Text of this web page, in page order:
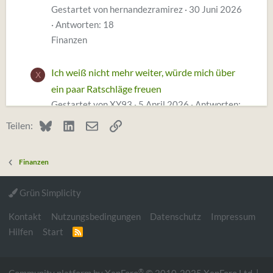
Gestartet von hernandezramirez
30 Juni 2026
Antworten: 18
Finanzen
X
Ich weiß nicht mehr weiter, würde mich über
ein paar Ratschläge freuen
Gestartet von XY93 5 April 2026 Antworten:
14
Finanzen
Antworten: 3
Finanzen
Teilen: BlueskyLinkedInE-MailLink
Finanzen
Grün Simplicity
Kontakt Nutzungsbedingungen Datenschutz
Impressum
Hilfen
Start
R
®